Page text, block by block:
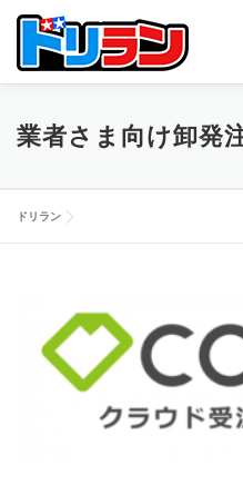
TOP ABOUT US
業者さま向け卸発
ドリラン